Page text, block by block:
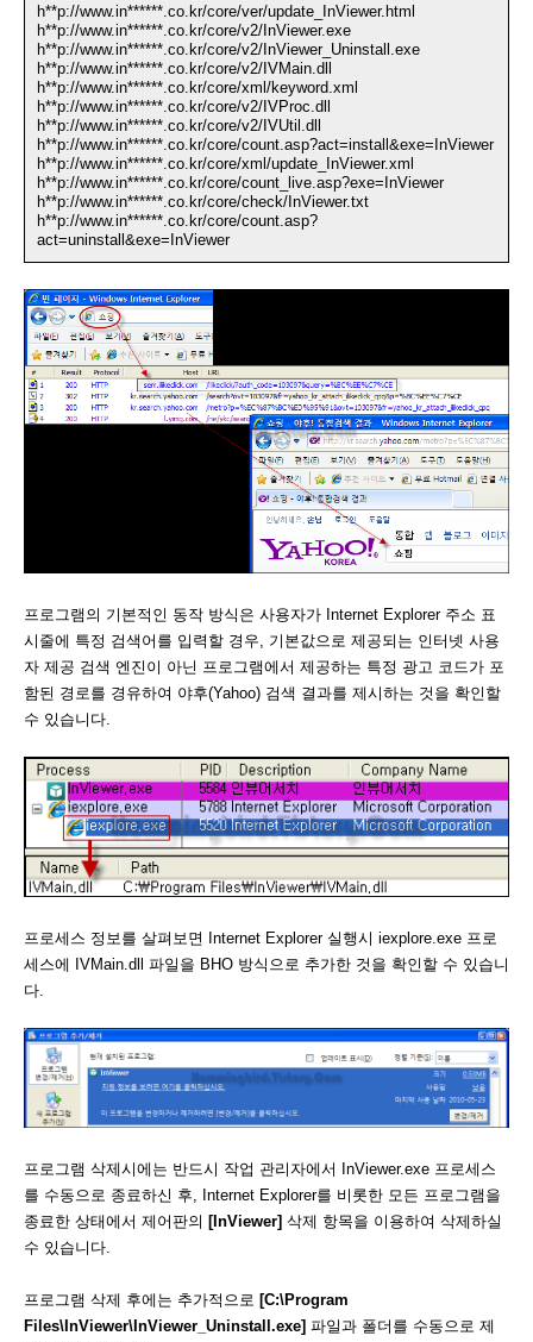
h**p://www.in******.co.kr/core/ver/update_InViewer.html
h**p://www.in******.co.kr/core/v2/InViewer.exe
h**p://www.in******.co.kr/core/v2/InViewer_Uninstall.exe
h**p://www.in******.co.kr/core/v2/IVMain.dll
h**p://www.in******.co.kr/core/xml/keyword.xml
h**p://www.in******.co.kr/core/v2/IVProc.dll
h**p://www.in******.co.kr/core/v2/IVUtil.dll
h**p://www.in******.co.kr/core/count.asp?act=install&exe=InViewer
h**p://www.in******.co.kr/core/xml/update_InViewer.xml
h**p://www.in******.co.kr/core/count_live.asp?exe=InViewer
h**p://www.in******.co.kr/core/check/InViewer.txt
h**p://www.in******.co.kr/core/count.asp?
act=uninstall&exe=InViewer
프로그램의 기본적인 동작 방식은 사용자가 Internet Explorer 주소 표
시줄에 특정 검색어를 입력할 경우, 기본값으로 제공되는 인터넷 사용
자 제공 검색 엔진이 아닌 프로그램에서 제공하는 특정 광고 코드가 포
함된 경로를 경유하여 야후(Yahoo) 검색 결과를 제시하는 것을 확인할
수 있습니다.
프로세스 정보를 살펴보면 Internet Explorer 실행시 iexplore.exe 프로
세스에 IVMain.dll 파일을 BHO 방식으로 추가한 것을 확인할 수 있습니
다.
프로그램 삭제시에는 반드시 작업 관리자에서 InViewer.exe 프로세스
를 수동으로 종료하신 후, Internet Explorer를 비롯한 모든 프로그램을
종료한 상태에서 제어판의 [InViewer] 삭제 항목을 이용하여 삭제하실
수 있습니다.
프로그램 삭제 후에는 추가적으로 [C:\Program
Files\InViewer\InViewer_Uninstall.exe] 파일과 폴더를 수동으로 제